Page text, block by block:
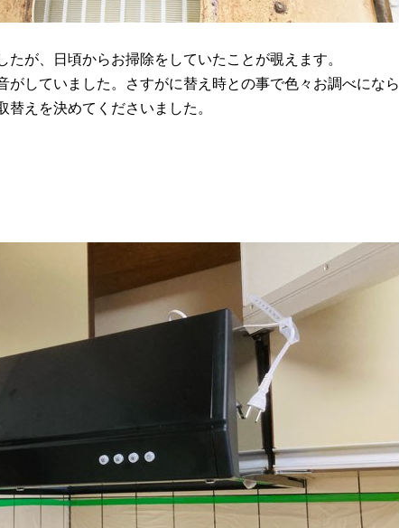
たが、日頃からお掃除をしていたことが覗えます。
がしていました。さすがに替え時との事で色々お調べになら
えを決めてくださいました。